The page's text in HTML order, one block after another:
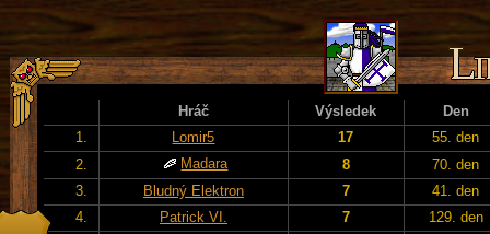
Hráč Výsledek
Den
1.
Lomir5 17
55. den
2.
Madara 8
70. den
3.
Bludný Elektron 7
41. den
4.
Patrick VI. 7
129. den